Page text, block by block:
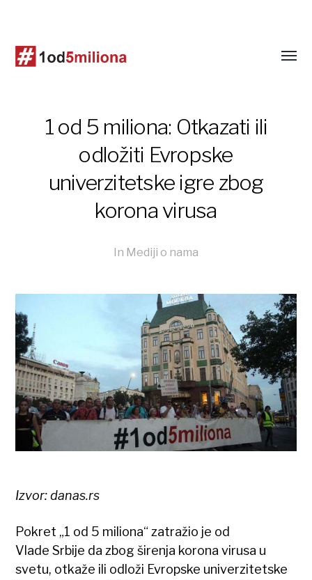
1 od 5 miliona: Otkazati ili
odložiti Evropske
univerzitetske igre zbog
korona virusa
In Mediji o nama
Izvor: danas.rs
Pokret „1 od 5 miliona“ zatražio je od
Vlade Srbije da zbog širenja korona virusa u
svetu, otkaže ili odloži Evropske univerzitetske